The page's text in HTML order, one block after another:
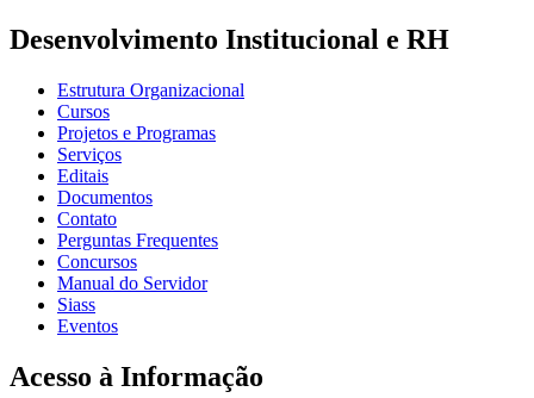
Desenvolvimento Institucional e RH
Estrutura Organizacional
Cursos
Projetos e Programas
Serviços
Editais
Documentos
Contato
Perguntas Frequentes
Concursos
Manual do Servidor
Siass
Eventos
Acesso à Informação